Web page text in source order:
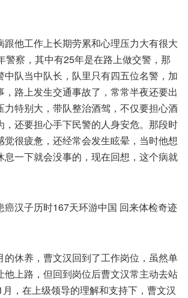
跟他工作上长期劳累和心理压力大有很大
警察，其中有25年是在路上做交警，那
中队当中队长，队里只有四五位名警，加
，路上发生交通事故了，常常半夜还要出
力特别大，带队整治酒驾，不仅要担心酒
，还要担心手下民警的人身安危。那段时
觉很疲惫，还经常会发生眩晕，当时他想
息一下就会没事的，现在回想，这个病就
的休养，曹文汉回到了工作岗位，虽然单
他上路，但回到岗位后曹文汉常主动去站
，在上级领导的理解和支持下，曹文汉